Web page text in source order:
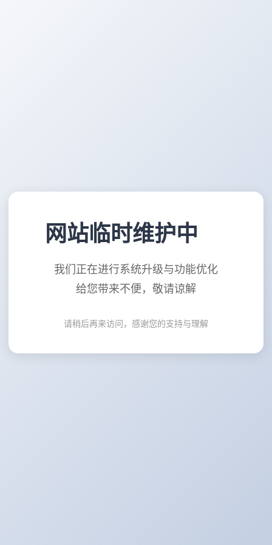
网站临时维护中
我们正在进行系统升级与功能优化
给您带来不便，敬请谅解
请稍后再来访问，感谢您的支持与理解